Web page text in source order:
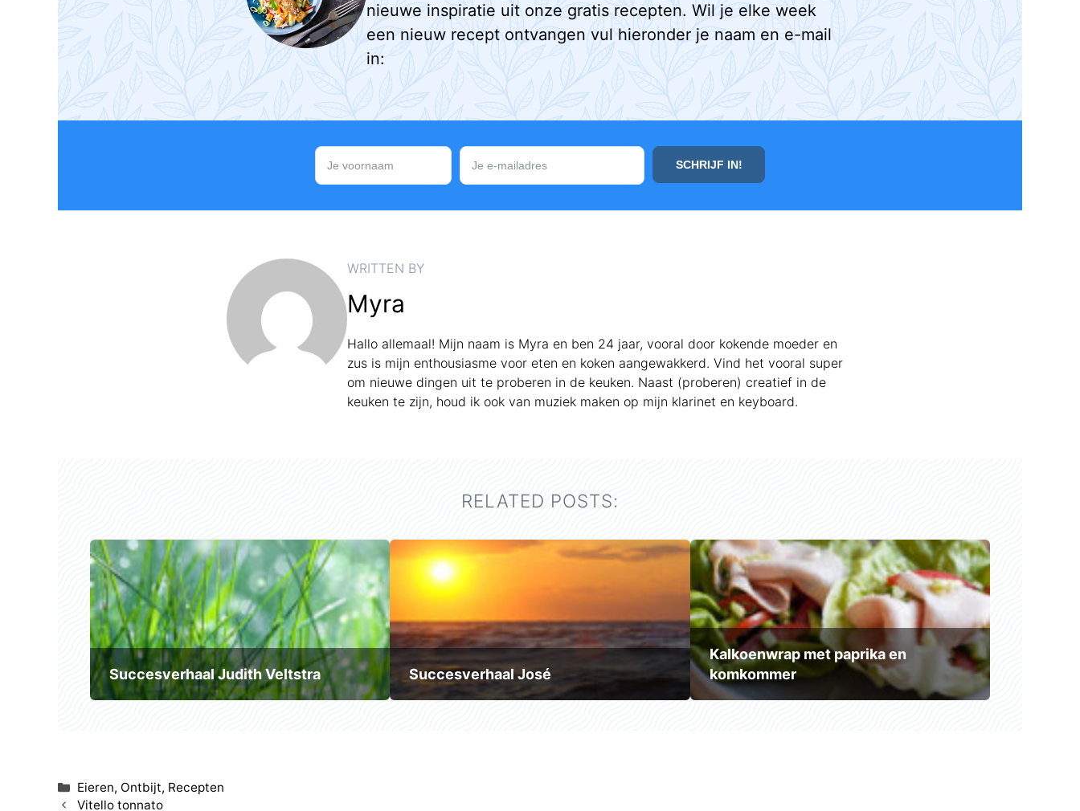
nieuwe inspiratie uit onze gratis recepten. Wil je elke week
een nieuw recept ontvangen vul hieronder je naam en e-mail
in:
WRITTEN BY
Myra
Hallo allemaal! Mijn naam is Myra en ben 24 jaar, vooral door kokende moeder en
zus is mijn enthousiasme voor eten en koken aangewakkerd. Vind het vooral super
om nieuwe dingen uit te proberen in de keuken. Naast (proberen) creatief in de
keuken te zijn, houd ik ook van muziek maken op mijn klarinet en keyboard.
RELATED POSTS:
Succesverhaal Judith Veltstra Succesverhaal José
Kalkoenwrap met paprika en
komkommer
Categorieën
Eieren, Ontbijt, Recepten
Vitello tonnato